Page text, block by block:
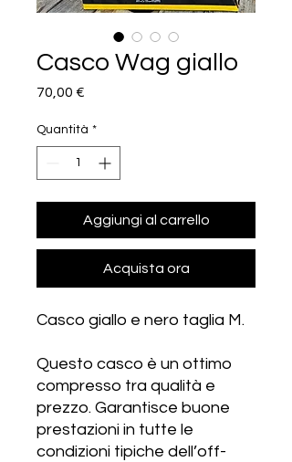
Casco Wag giallo
70,00 €
Quantità *
Aggiungi al carrello
Acquista ora
Casco giallo e nero taglia M.
Questo casco è un ottimo
compresso tra qualità e
prezzo. Garantisce buone
prestazioni in tutte le
condizioni tipiche dell’off-